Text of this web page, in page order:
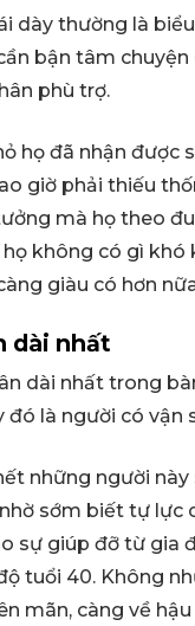
dày thường là
bận tâm
phù trợ.
họ đã nhận được
giờ phải thiếu
mà họ theo
không có gì khó
giàu có hơn
dài nhất
dài nhất trong
đó là người có vận
những người
sớm biết tự lực
sự giúp đỡ từ gia
tuổi 40. Không
mãn, càng về